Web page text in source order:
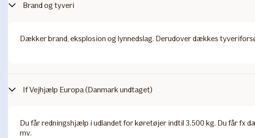
Brand og tyveri
Dækker brand, eksplosion og lynnedslag. Derudover dækkes
If Vejhjælp Europa (Danmark undtaget)
Du får redningshjælp i udlandet for køretøjer indtil 3.500 kg. Du får fx
mv.